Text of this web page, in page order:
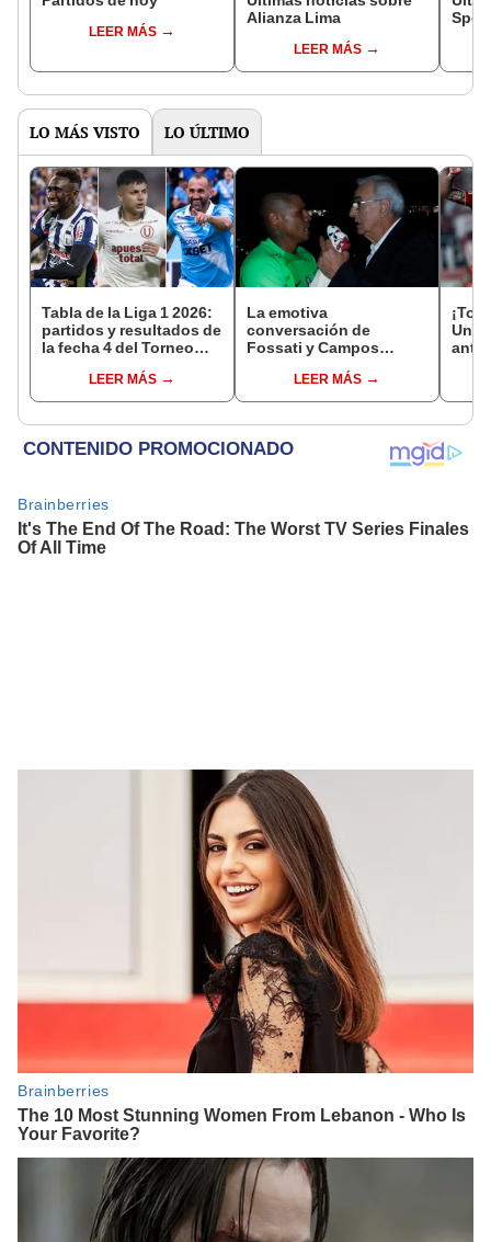
LEER MÁS
Alianza Lima
LEER MÁS
LO MÁS VISTO LO ÚLTIMO
Tabla de la Liga 1 2026:
partidos y resultados de
la fecha 4 del Torneo
del Acumulado
LEER MÁS
La emotiva
conversación de
Fossati y Campos
Matute tras el título de la
'U'
LEER MÁS
ante
de la